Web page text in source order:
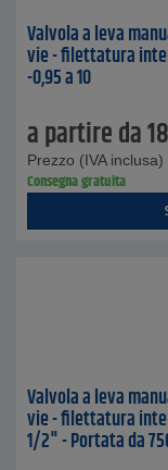
Valvola a leva
vie - filettatura
-0,95 a 10
a partire da
Prezzo (IVA inclusa)
Consegna gratuita
Valvola a leva
vie - filettatura
1/2" - Portata da